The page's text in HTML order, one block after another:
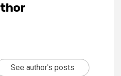
See author's posts